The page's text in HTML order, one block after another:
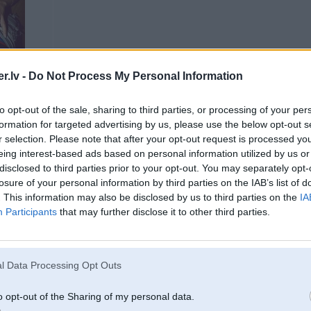
- Do Not Process My Personal Information
opt-out of the sale, sharing to third parties, or processing of your
for targeted advertising by us, please use the below opt-out
selection. Please note that after your opt-out request is processed
interest-based ads based on personal information utilized by us
to third parties prior to your opt-out. You may separately
of your personal information by third parties on the IAB’s list of
This information may also be disclosed by us to third parties on the
Participants that may further disclose it to other third parties.
Data Processing Opt Outs
opt-out of the Sharing of my personal data.
2007-11-17 22:53, se7en rakstīja:
UN NEPŪTĪS ARĪ, kamēr uz servisu neaizbrauksi!
Tu jau tik to māki kā stāvēt pe servisa vārtiem un virināt maku